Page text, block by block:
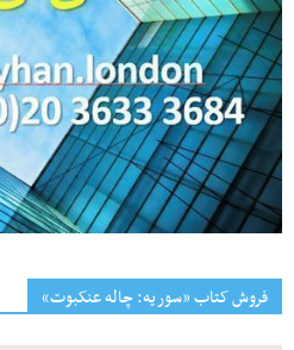
فروش کتاب «سوریه: چاله عنکبوت»